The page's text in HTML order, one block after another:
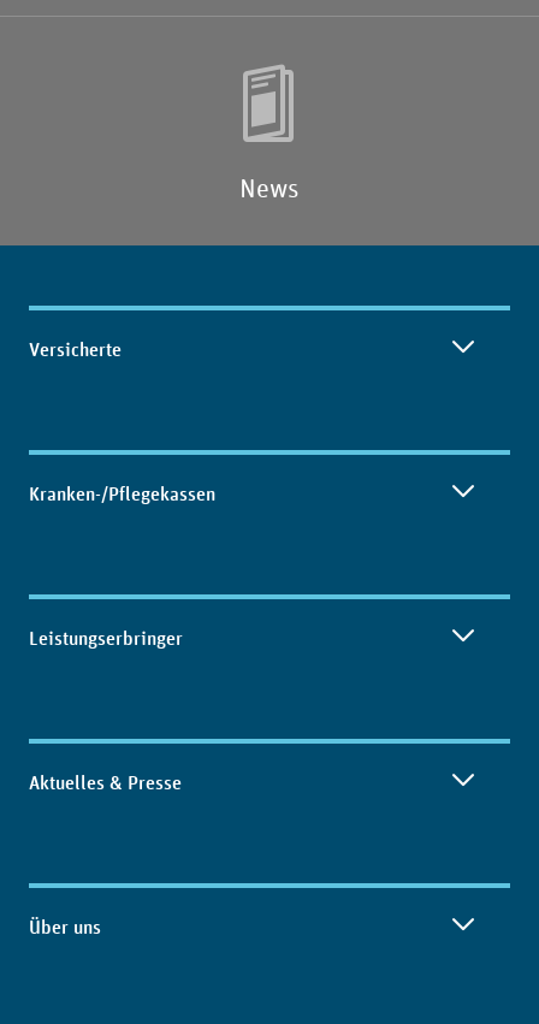
News
Inhaltsübersicht
Versicherte
Kranken-/Pflegekassen
Leistungserbringer
Aktuelles & Presse
Über uns